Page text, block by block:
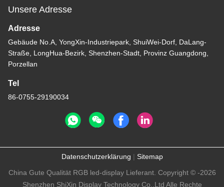
Unsere Adresse
Adresse
Gebäude No.A, YongXin-Industriepark, ShuiWei-Dorf, DaLang-
Straße, LongHua-Bezirk, Shenzhen-Stadt, Provinz Guangdong,
Porzellan
Tel
86-0755-29190034
Datenschutzerklärung | Sitemap
China Gute Qualität RGB led-display Lieferant. Copyright © -2026
Shenzhen ShiXin Display Technology Co.,Ltd Alle Rechte